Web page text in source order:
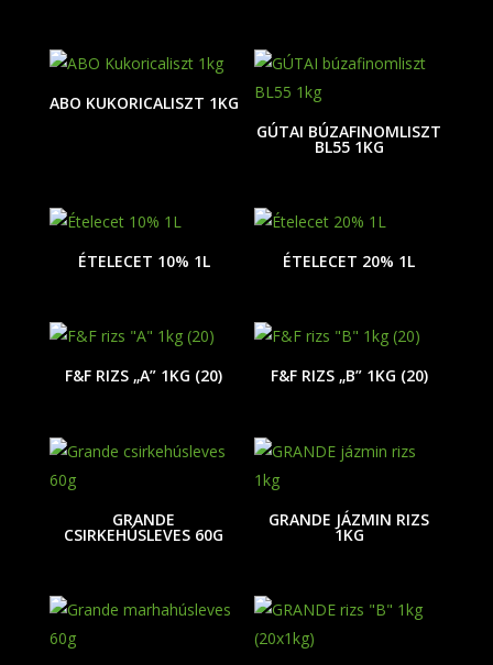
ABO KUKORICALISZT 1KG
GÚTAI BÚZAFINOMLISZT
BL55 1KG
ÉTELECET 10% 1L ÉTELECET 20% 1L
F&F RIZS „A” 1KG (20) F&F RIZS „B” 1KG (20)
GRANDE
CSIRKEHÚSLEVES 60G
GRANDE JÁZMIN RIZS
1KG